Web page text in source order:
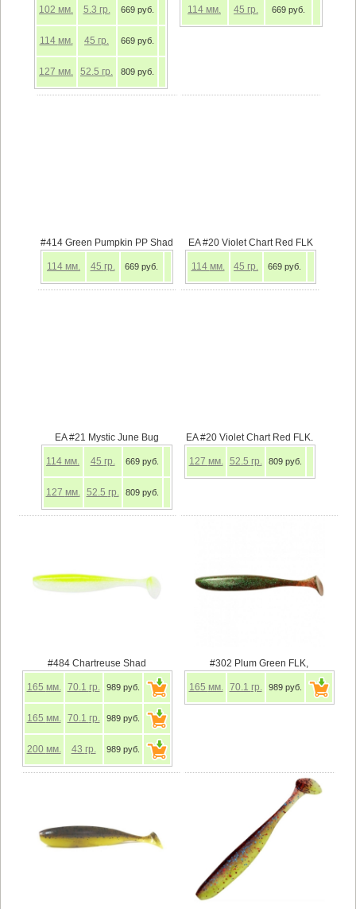
102 мм. 5.3 гр. 669 руб.
114 мм. 45 гр. 669 руб.
127 мм. 52.5 гр. 809 руб.
114 мм. 45 гр. 669 руб.
#414 Green Pumpkin PP Shad
114 мм. 45 гр. 669 руб.
EA #20 Violet Chart Red FLK
114 мм. 45 гр. 669 руб.
EA #21 Mystic June Bug
114 мм. 45 гр. 669 руб.
127 мм. 52.5 гр. 809 руб.
EA #20 Violet Chart Red FLK.
127 мм. 52.5 гр. 809 руб.
#484 Chartreuse Shad
165 мм. 70.1 гр. 989 руб.
165 мм. 70.1 гр. 989 руб.
200 мм. 43 гр. 989 руб.
#302 Plum Green FLK,
165 мм. 70.1 гр. 989 руб.